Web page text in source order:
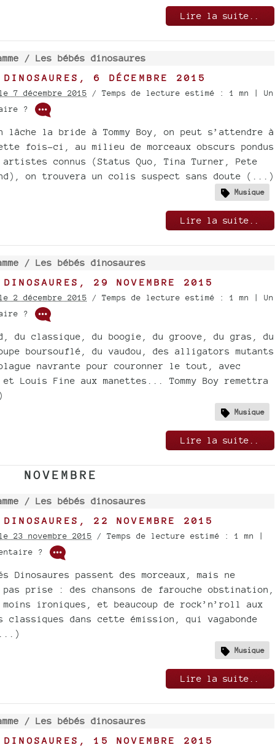
Lire la suite..
/ Les bébés dinosaures
DINOSAURES, 6 DÉCEMBRE 2015
7 décembre 2015 / Temps de lecture estimé : 1 mn | Un
?
lâche la bride à Tommy Boy, on peut s’attendre à
fois-ci, au milieu de morceaux obscurs pondus
artistes connus (Status Quo, Tina Turner, Pete
on trouvera un colis suspect sans doute (...)
Musique
Lire la suite..
/ Les bébés dinosaures
DINOSAURES, 29 NOVEMBRE 2015
2 décembre 2015 / Temps de lecture estimé : 1 mn | Un
?
du classique, du boogie, du groove, du gras, du
boursouflé, du vaudou, des alligators mutants
navrante pour couronner le tout, avec
Louis Fine aux manettes... Tommy Boy remettra
Musique
Lire la suite..
NOVEMBRE
/ Les bébés dinosaures
DINOSAURES, 22 NOVEMBRE 2015
23 novembre 2015 / Temps de lecture estimé : 1 mn |
?
Dinosaures passent des morceaux, mais ne
prise : des chansons de farouche obstination,
ironiques, et beaucoup de rock’n’roll aux
classiques dans cette émission, qui vagabonde
Musique
Lire la suite..
/ Les bébés dinosaures
DINOSAURES, 15 NOVEMBRE 2015